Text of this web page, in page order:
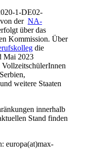
1-DE02-
der NA-
über das
Kommission. Über
die
Mai 2023
weitere Staaten
innerhalb
Stand finden
europa(at)max-